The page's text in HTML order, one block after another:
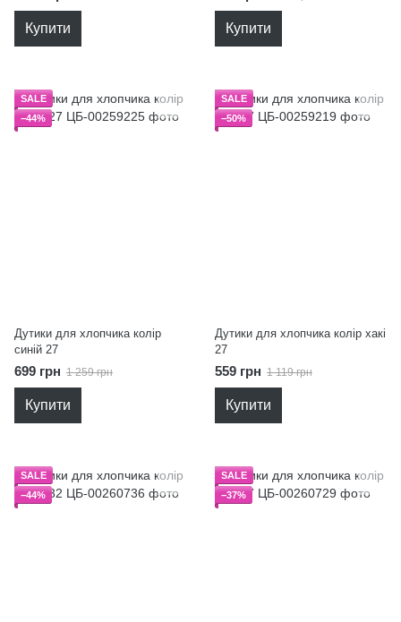
Купити Купити
SALE
−44%
Дутики для хлопчика колір
синій 27
699 грн 1 259 грн
Купити
SALE
−50%
Дутики для хлопчика колір хакі
27
559 грн 1 119 грн
Купити
SALE
−44%
SALE
−37%